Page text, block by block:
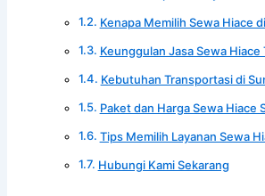
Kenapa Memilih Sewa Hiace
Keunggulan Jasa Sewa
Kebutuhan Transportasi di
Paket dan Harga Sewa Hiace
Tips Memilih Layanan Sewa
Hubungi Kami Sekarang